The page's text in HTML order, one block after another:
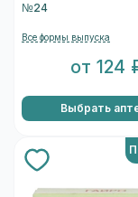
№24
Все формы выпуска
от 124
Выбрать